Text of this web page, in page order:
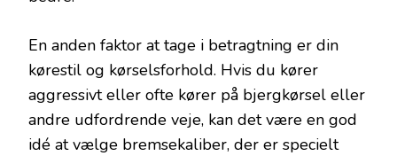
En anden faktor at tage i betragtning er din
kørestil og kørselsforhold. Hvis du kører
aggressivt eller ofte kører på bjergkørsel eller
andre udfordrende veje, kan det være en god
idé at vælge bremsekaliber, der er specielt